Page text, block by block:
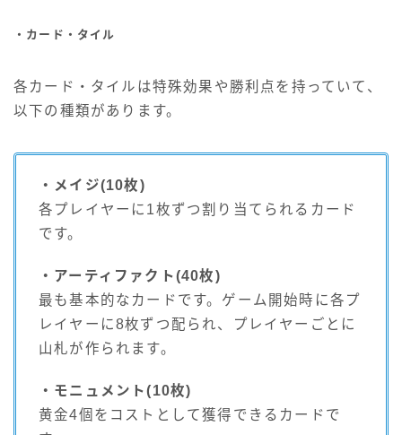
・カード・タイル
各カード・タイルは特殊効果や勝利点を持っていて、
以下の種類があります。
・メイジ(10枚)
各プレイヤーに1枚ずつ割り当てられるカード
です。
・アーティファクト(40枚)
最も基本的なカードです。ゲーム開始時に各プ
レイヤーに8枚ずつ配られ、プレイヤーごとに
山札が作られます。
・モニュメント(10枚)
黄金4個をコストとして獲得できるカードで